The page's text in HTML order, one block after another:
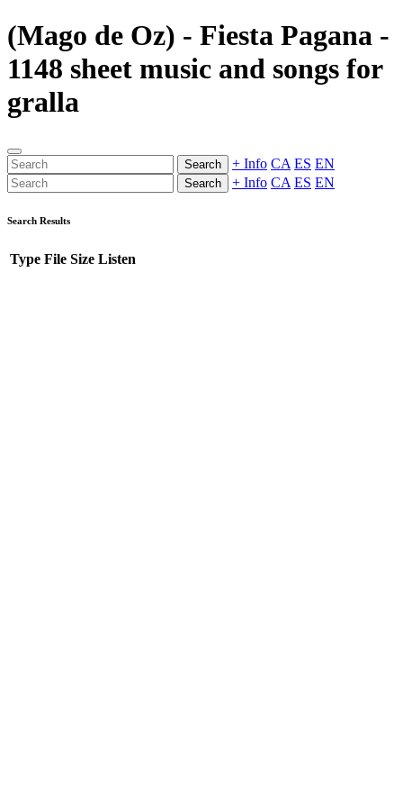
(Mago de Oz) - Fiesta Pagana -
1148 sheet music and songs for
gralla
Search + Info CA ES EN
Search + Info CA ES EN
Search Results
Type File Size Listen